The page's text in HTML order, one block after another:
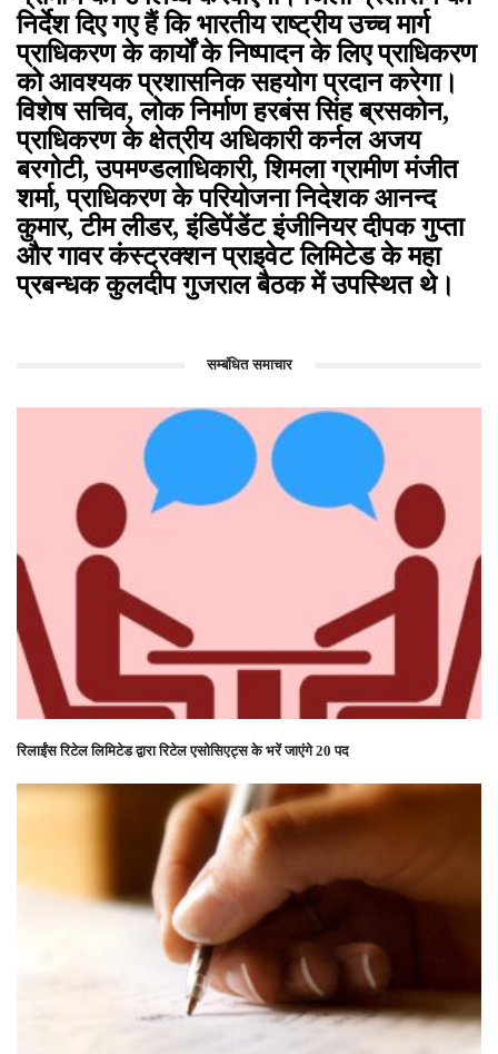
निर्देश दिए गए हैं कि भारतीय राष्ट्रीय उच्च मार्ग
प्राधिकरण के कार्यों के निष्पादन के लिए प्राधिकरण
को आवश्यक प्रशासनिक सहयोग प्रदान करेगा।
विशेष सचिव, लोक निर्माण हरबंस सिंह ब्रसकोन,
प्राधिकरण के क्षेत्रीय अधिकारी कर्नल अजय
बरगोटी, उपमण्डलाधिकारी, शिमला ग्रामीण मंजीत
शर्मा, प्राधिकरण के परियोजना निदेशक आनन्द
कुमार, टीम लीडर, इंडिपेंडेंट इंजीनियर दीपक गुप्ता
और गावर कंस्ट्रक्शन प्राइवेट लिमिटेड के महा
प्रबन्धक कुलदीप गुजराल बैठक में उपस्थित थे।
सम्बंधित समाचार
रिलाईंस रिटेल लिमिटेड द्वारा रिटेल एसोसिएट्स के भरें जाएंगे 20 पद